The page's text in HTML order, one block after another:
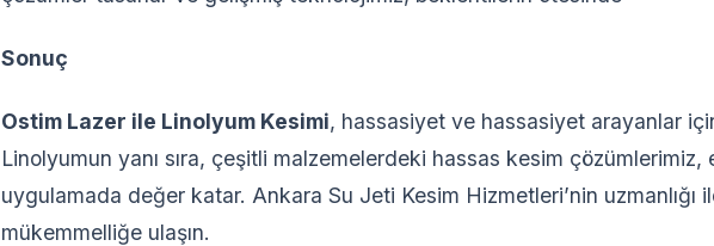
Sonuç
Ostim Lazer ile Linolyum Kesimi, hassasiyet ve hassasiyet arayanlar
Linolyumun yanı sıra, çeşitli malzemelerdeki hassas kesim çözümlerimiz,
uygulamada değer katar. Ankara Su Jeti Kesim Hizmetleri’nin uzmanlığı
mükemmelliğe ulaşın.